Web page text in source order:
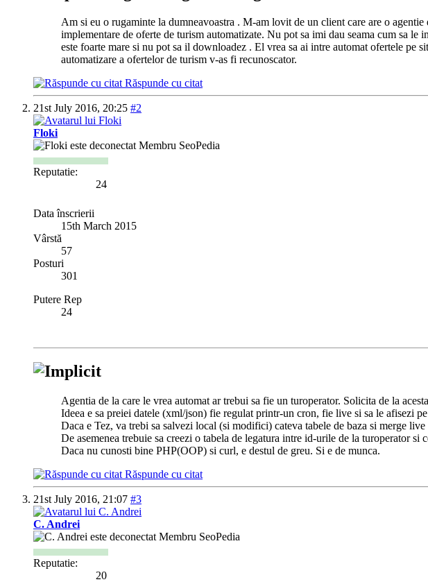
Am si eu o rugaminte la dumneavoastra . M-am lovit de un client care are o
implementare de oferte de turism automatizate. Nu pot sa imi dau seama cum sa
este foarte mare si nu pot sa il downloadez . El vrea sa ai intre automat ofertele pe
automatizare a ofertelor de turism v-as fi recunoscator.
Răspunde cu citat
21st July 2016, 20:25 #2
Floki
Membru SeoPedia
Reputatie:
24
Data înscrierii
15th March 2015
Vârstă
57
Posturi
301
Putere Rep
24
Agentia de la care le vrea automat ar trebui sa fie un turoperator. Solicita de la
Ideea e sa preiei datele (xml/json) fie regulat printr-un cron, fie live si sa le afisezi
Daca e Tez, va trebi sa salvezi local (si modifici) cateva tabele de baza si merge
De asemenea trebuie sa creezi o tabela de legatura intre id-urile de la turoperator si
Daca nu cunosti bine PHP(OOP) si curl, e destul de greu. Si e de munca.
Răspunde cu citat
21st July 2016, 21:07 #3
C. Andrei
Membru SeoPedia
Reputatie:
20